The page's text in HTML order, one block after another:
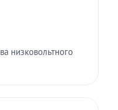
низковольтного